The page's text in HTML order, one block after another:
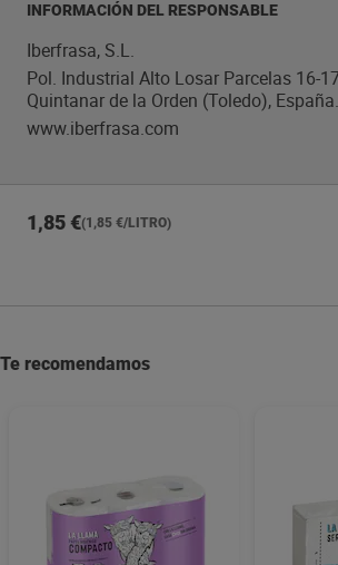
INFORMACIÓN DEL RESPONSABLE
Iberfrasa, S.L.
Pol. Industrial Alto Losar Parcelas 16-
Quintanar de la Orden (Toledo), España.
www.iberfrasa.com
1,85 €(1,85 €/LITRO)
Te recomendamos